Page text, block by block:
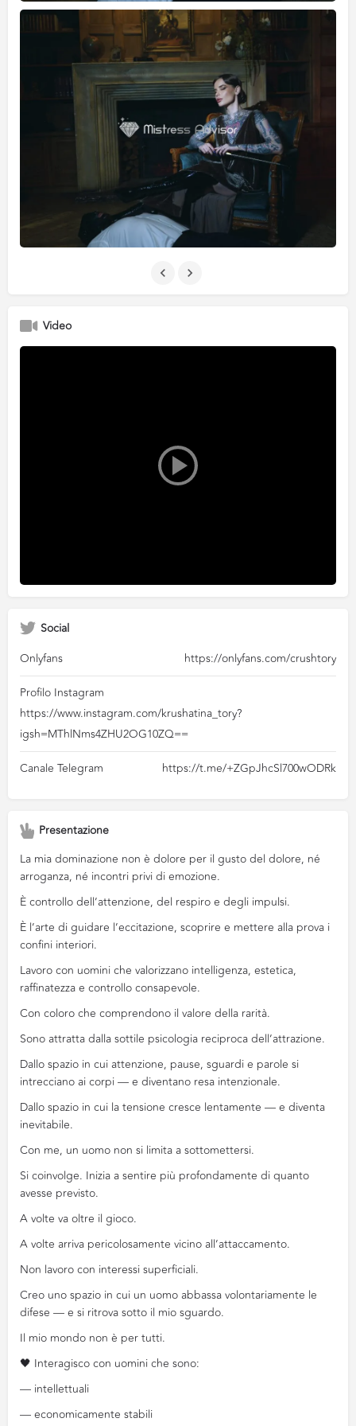
Video
Social
Onlyfans
https://onlyfans.com/crushtory
Profilo Instagram
https://www.instagram.com/krushatina_tory?
igsh=MThlNms4ZHU2OG10ZQ==
Canale Telegram https://t.me/+ZGpJhcSl700wODRk
Presentazione
La mia dominazione non è dolore per il gusto del dolore, né
arroganza, né incontri privi di emozione.
È controllo dell’attenzione, del respiro e degli impulsi.
È l’arte di guidare l’eccitazione, scoprire e mettere alla prova i
confini interiori.
Lavoro con uomini che valorizzano intelligenza, estetica,
raffinatezza e controllo consapevole.
Con coloro che comprendono il valore della rarità.
Sono attratta dalla sottile psicologia reciproca dell’attrazione.
Dallo spazio in cui attenzione, pause, sguardi e parole si
intrecciano ai corpi — e diventano resa intenzionale.
Dallo spazio in cui la tensione cresce lentamente — e diventa
inevitabile.
Con me, un uomo non si limita a sottomettersi.
Si coinvolge. Inizia a sentire più profondamente di quanto
avesse previsto.
A volte va oltre il gioco.
A volte arriva pericolosamente vicino all’attaccamento.
Non lavoro con interessi superficiali.
Creo uno spazio in cui un uomo abbassa volontariamente le
difese — e si ritrova sotto il mio sguardo.
Il mio mondo non è per tutti.
🖤 Interagisco con uomini che sono:
— intellettuali
— economicamente stabili